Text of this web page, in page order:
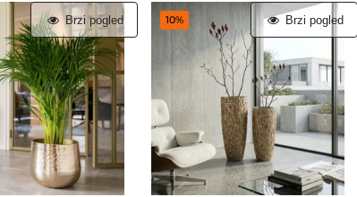
Brzi pogled 10% Brzi pogled